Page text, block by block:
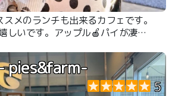
メのランチも出来るカフェです。
しいです。アップル🍎パイが凄く
pies&farm-
5